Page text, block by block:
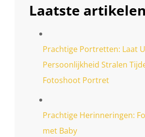
Laatste artikelen
Prachtige Portretten: Laat
Persoonlijkheid Stralen
Fotoshoot Portret
Prachtige Herinneringen:
met Baby